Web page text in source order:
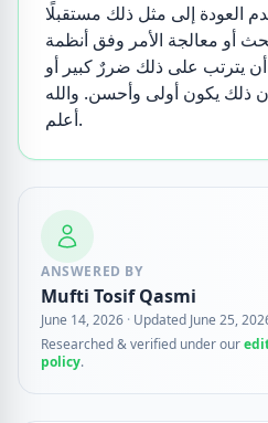
أو معالجة الأمر وفق أنظمة
أن يترتب على ذلك ضررٌ كبير أو
ذلك يكون أولى وأحسن. والله
أعلم.
ANSWERED BY
Mufti Tosif Qasmi
June 14, 2026 · Updated June 25,
Researched & verified under our
policy.